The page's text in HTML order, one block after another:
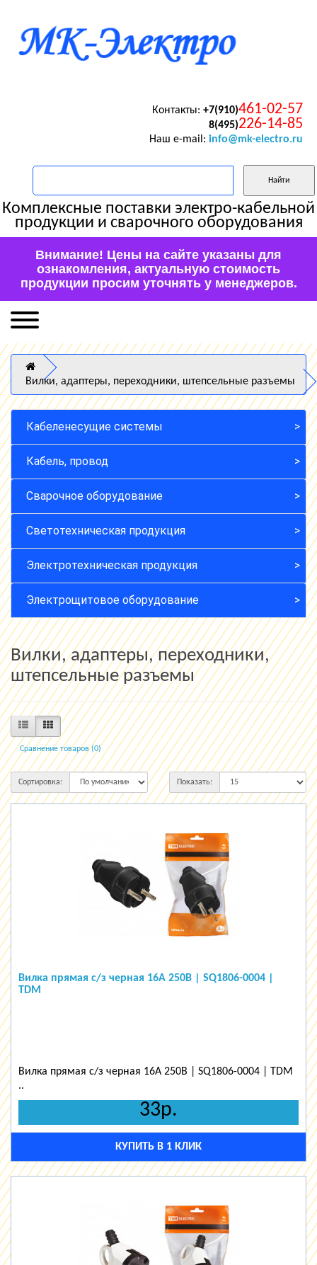
Контакты: +7(910)461-02-57
8(495)226-14-85
Наш e-mail: info@mk-electro.ru
Комплексные поставки электро-кабельной
продукции и сварочного оборудования
Внимание! Цены на сайте указаны для
ознакомления, актуальную стоимость
продукции просим уточнять у менеджеров.
Вилки, адаптеры, переходники, штепсельные разъемы
Кабеленесущие системы
Кабель, провод
Сварочное оборудование
Светотехническая продукция
Электротехническая продукция
Электрощитовое оборудование
Вилки, адаптеры, переходники,
штепсельные разъемы
Сравнение товаров (0)
Сортировка: Показать:
Вилка прямая с/з черная 16А 250В | SQ1806-0004 |
TDM
Вилка прямая с/з черная 16А 250В | SQ1806-0004 | TDM
..
33р.
КУПИТЬ В 1 КЛИК